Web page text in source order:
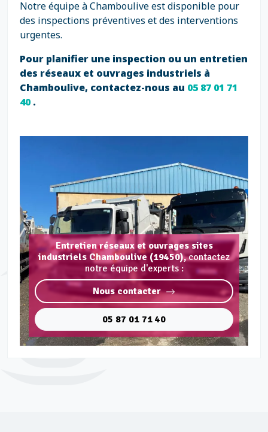
Notre équipe à Chamboulive est disponible pour
des inspections préventives et des interventions
urgentes.
Pour planifier une inspection ou un entretien
des réseaux et ouvrages industriels à
Chamboulive, contactez-nous au 05 87 01 71
40.
Entretien réseaux et ouvrages sites
industriels Chamboulive (19450),contactez
notre équipe d'experts :
Nous contacter
05 87 01 71 40